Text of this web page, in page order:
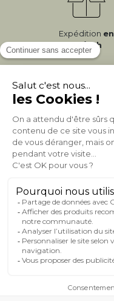
Expédition en
24/72h
À PROPOS DE MILIBOO
AIDE & CONTACT